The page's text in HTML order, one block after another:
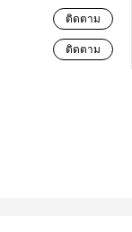
ติดตาม
ติดตาม